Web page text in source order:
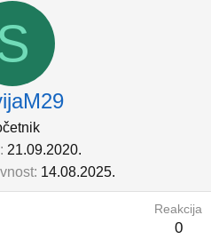
21.09.2020.
14.08.2025.
Reakcija
0